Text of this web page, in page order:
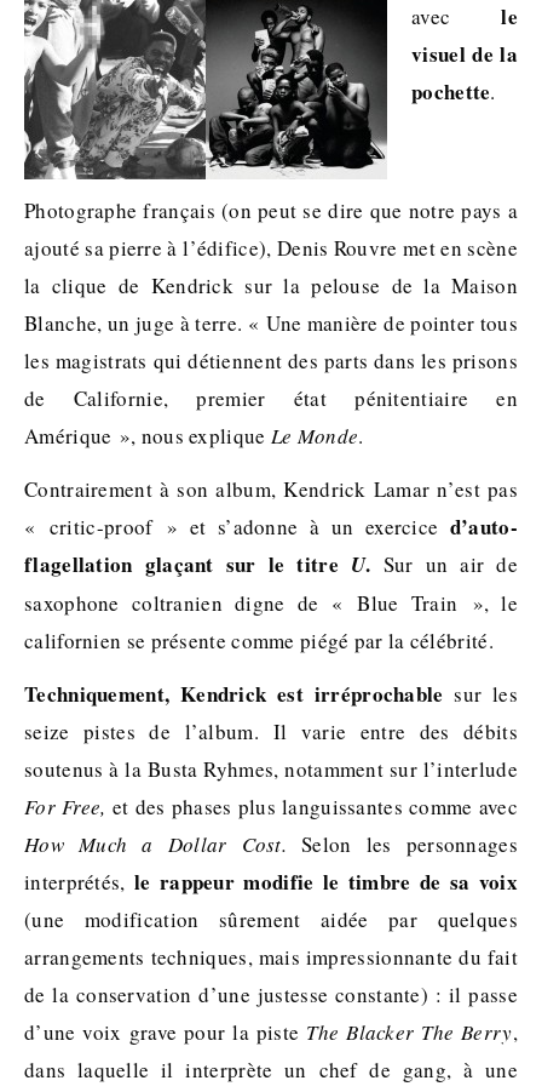
avecle
visuel de la
pochette.
Photographe français (on peut se dire que notre pays a
ajouté sa pierre à l’édifice), Denis Rouvre met en scène
la clique de Kendrick sur la pelouse de la Maison
Blanche, un juge à terre. « Une manière de pointer tous
les magistrats qui détiennent des parts dans les prisons
de Californie, premier état pénitentiaire en
Amérique », nous explique Le Monde.
Contrairement à son album, Kendrick Lamar n’est pas
« critic-proof » et s’adonne à un exercice d’auto-
flagellation glaçant sur le titre U. Sur un air de
saxophone coltranien digne de « Blue Train », le
californien se présente comme piégé par la célébrité.
Techniquement, Kendrick est irréprochable sur les
seize pistes de l’album. Il varie entre des débits
soutenus à la Busta Ryhmes, notamment sur l’interlude
For Free, et des phases plus languissantes comme avec
How Much a Dollar Cost.Selon les personnages
interprétés, le rappeur modifie le timbre de sa voix
(une modification sûrement aidée par quelques
arrangements techniques, mais impressionnante du fait
de la conservation d’une justesse constante) : il passe
d’une voix grave pour la piste The Blacker The Berry,
dans laquelle il interprète un chef de gang, à une